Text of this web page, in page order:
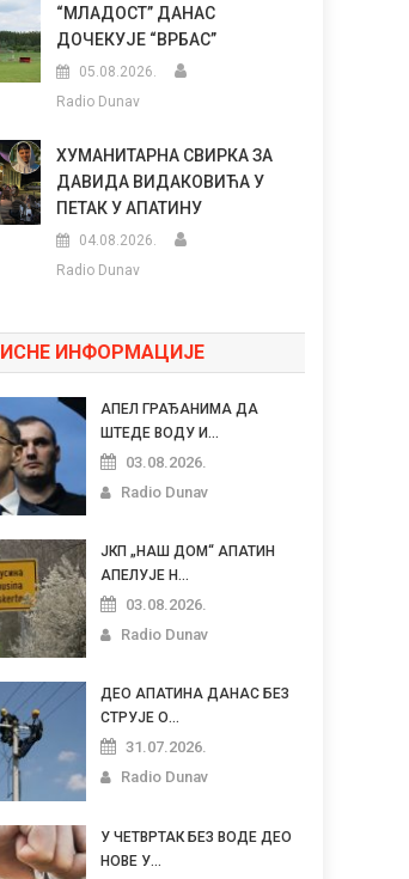
“МЛАДОСТ” ДАНАС
ДОЧЕКУЈЕ “ВРБАС”
05.08.2026.
Radio Dunav
ХУМАНИТАРНА СВИРКА ЗА
ДАВИДА ВИДАКОВИЋА У
ПЕТАК У АПАТИНУ
04.08.2026.
Radio Dunav
ИНФОРМАЦИЈЕ
АПЕЛ ГРАЂАНИМА ДА
ШТЕДЕ ВОДУ И...
03.08.2026.
Radio Dunav
ЈКП „НАШ ДОМ“ АПАТИН
АПЕЛУЈЕ Н...
03.08.2026.
Radio Dunav
ДЕО АПАТИНА ДАНАС БЕЗ
СТРУЈЕ О...
31.07.2026.
Radio Dunav
У ЧЕТВРТАК БЕЗ ВОДЕ ДЕО
НОВЕ У...